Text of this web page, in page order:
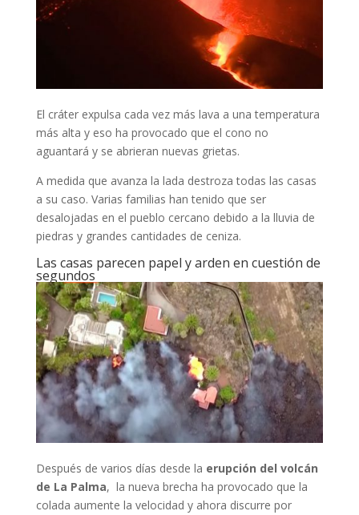
El cráter expulsa cada vez más lava a una temperatura
más alta y eso ha provocado que el cono no
aguantará y se abrieran nuevas grietas.
A medida que avanza la lada destroza todas las casas
a su caso. Varias familias han tenido que ser
desalojadas en el pueblo cercano debido a la lluvia de
piedras y grandes cantidades de ceniza.
Las casas parecen papel y arden en cuestión de
segundos
Después de varios días desde la erupción del volcán
de La Palma, la nueva brecha ha provocado que la
colada aumente la velocidad y ahora discurre por